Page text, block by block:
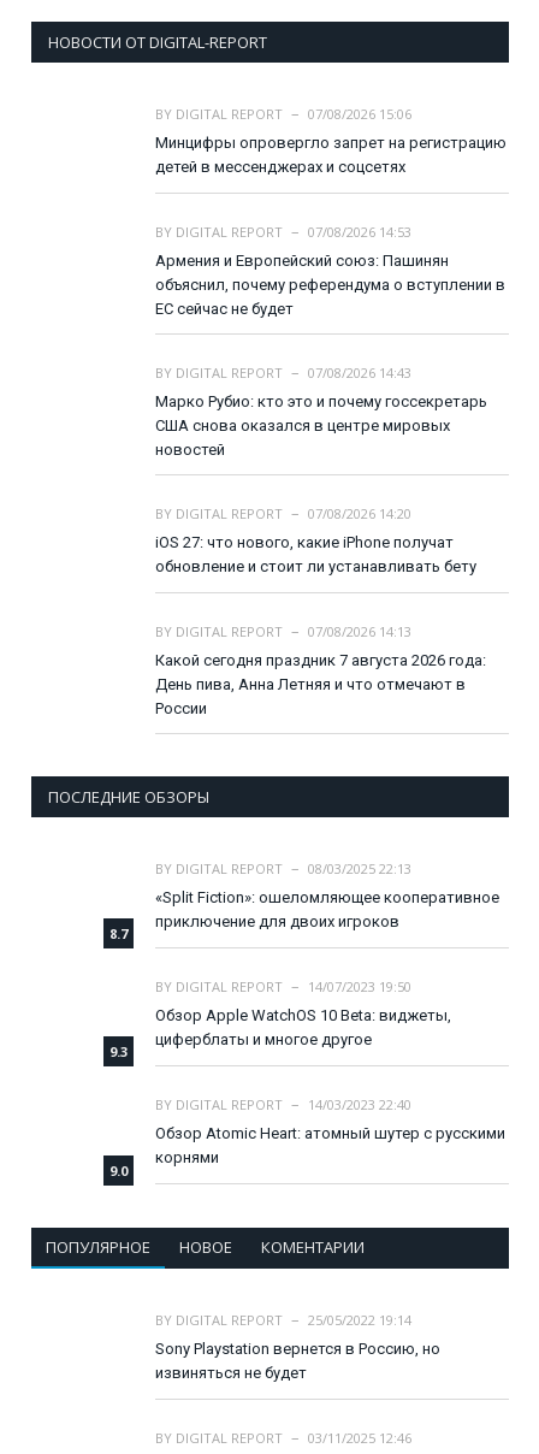
НОВОСТИ ОТ DIGITAL-REPORT
BY DIGITAL REPORT
07/08/2026 15:06
Минцифры опровергло запрет на регистрацию
детей в мессенджерах и соцсетях
BY DIGITAL REPORT
07/08/2026 14:53
Армения и Европейский союз: Пашинян
объяснил, почему референдума о вступлении в
ЕС сейчас не будет
BY DIGITAL REPORT
07/08/2026 14:43
Марко Рубио: кто это и почему госсекретарь
США снова оказался в центре мировых
новостей
BY DIGITAL REPORT
07/08/2026 14:20
iOS 27: что нового, какие iPhone получат
обновление и стоит ли устанавливать бету
BY DIGITAL REPORT
07/08/2026 14:13
Какой сегодня праздник 7 августа 2026 года:
День пива, Анна Летняя и что отмечают в
России
ПОСЛЕДНИЕ ОБЗОРЫ
8.7
BY DIGITAL REPORT
08/03/2025 22:13
«Split Fiction»: ошеломляющее кооперативное
приключение для двоих игроков
9.3
BY DIGITAL REPORT
14/07/2023 19:50
Обзор Apple WatchOS 10 Beta: виджеты,
циферблаты и многое другое
9.0
BY DIGITAL REPORT
14/03/2023 22:40
Обзор Atomic Heart: атомный шутер с русскими
корнями
ПОПУЛЯРНОЕ НОВОЕ КОМЕНТАРИИ
BY DIGITAL REPORT
25/05/2022 19:14
Sony Playstation вернется в Россию, но
извиняться не будет
BY DIGITAL REPORT
03/11/2025 12:46